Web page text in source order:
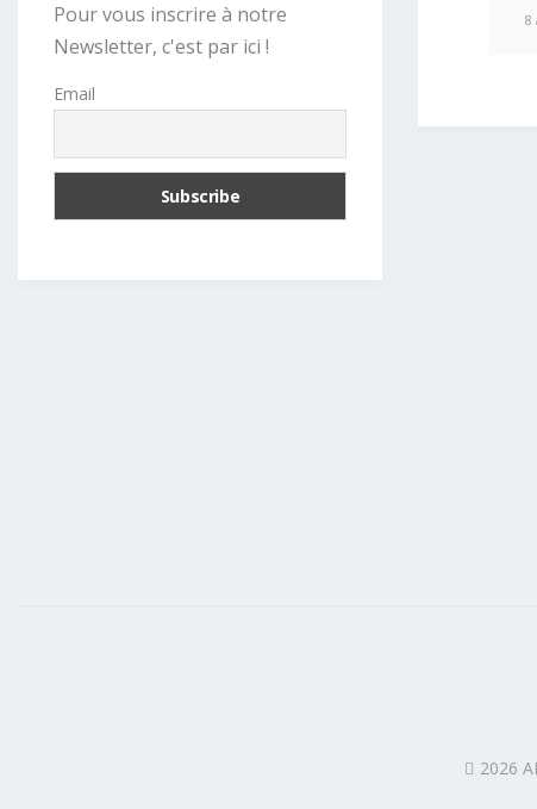
Pour vous inscrire à notre
Newsletter, c'est par ici !
Email
8
2026